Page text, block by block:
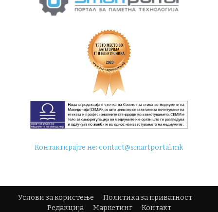
Контактирајте не:contact@smartportal.mk
Услови за користење
Политика за приватност
Редакција
Маркетинг Контакт